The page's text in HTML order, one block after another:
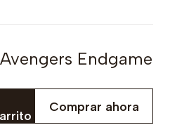
Endgame
Comprar ahora